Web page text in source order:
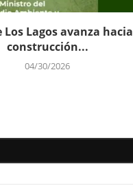
Los Lagos avanza
construcción...
04/30/2026